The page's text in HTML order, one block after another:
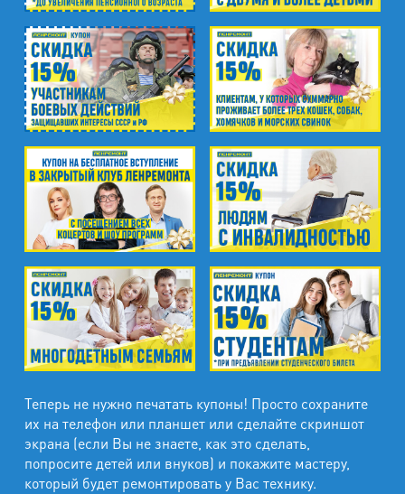
м. Удельная
пр. Энгельса, д.19
Промзона Мягловская, Всеволожский
муниципальный район, Ленинградская
область, ​Круговая улица, д. 47
м. Электросила
ул. Решетникова, д.3
Теперь не нужно печатать купоны! Просто сохраните
их на телефон или планшет или сделайте скриншот
экрана (если Вы не знаете, как это сделать,
попросите детей или внуков) и покажите мастеру,
который будет ремонтировать у Вас технику.